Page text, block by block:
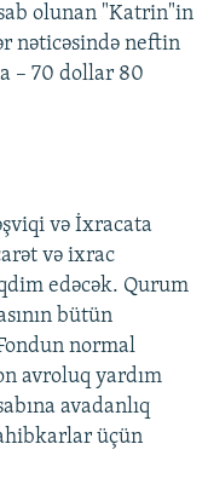
olunan "Katrin"in
nəticəsində neftin
– 70 dollar 80
və İxracata
və ixrac
edəcək. Qurum
bütün
normal
avroluq yardım
avadanlıq
üçün